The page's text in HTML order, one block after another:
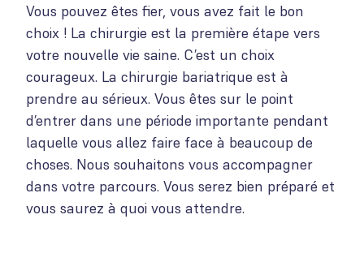
Vous pouvez êtes fier, vous avez fait le bon
choix ! La chirurgie est la première étape vers
votre nouvelle vie saine. C’est un choix
courageux. La chirurgie bariatrique est à
prendre au sérieux. Vous êtes sur le point
d’entrer dans une période importante pendant
laquelle vous allez faire face à beaucoup de
choses. Nous souhaitons vous accompagner
dans votre parcours. Vous serez bien préparé et
vous saurez à quoi vous attendre.